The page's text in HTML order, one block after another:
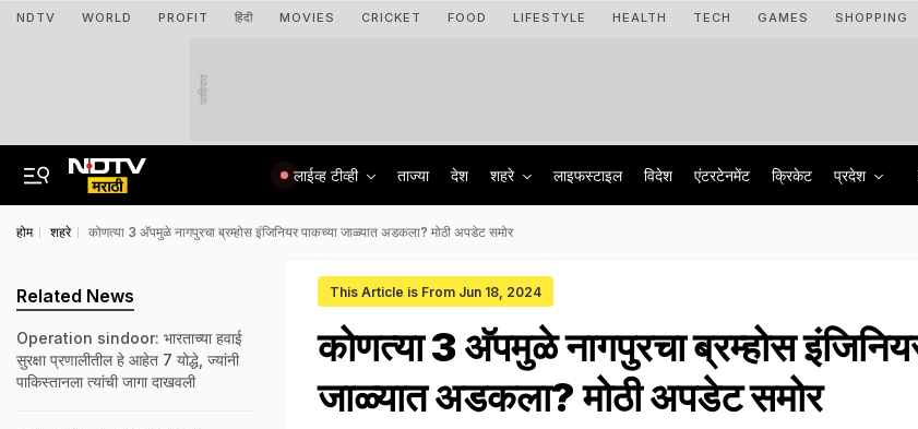
NDTV WORLD PROFIT हिंदी MOVIES CRICKET FOOD LIFESTYLE HEALTH TECH GAMES SHOPPING
जाहिरात
लाईव्ह टीव्ही ताज्या देश शहरे लाइफस्टाइल विदेश एंटरटेनमेंट क्रिकेट प्रदेश
होम शहरे कोणत्या 3 अ‍ॅपमुळे नागपुरचा ब्रम्होस इंजिनियर पाकच्या जाळ्यात अडकला? मोठी अपडेट समोर
This Article is From Jun 18, 2024
कोणत्या 3 अ‍ॅपमुळे नागपुरचा ब्रम्होस
जाळ्यात अडकला? मोठी अपडेट समोर
Related News
Operation sindoor: भारताच्या हवाई
सुरक्षा प्रणालीतील हे आहेत 7 योद्धे, ज्यांनी
पाकिस्तानला त्यांची जागा दाखवली